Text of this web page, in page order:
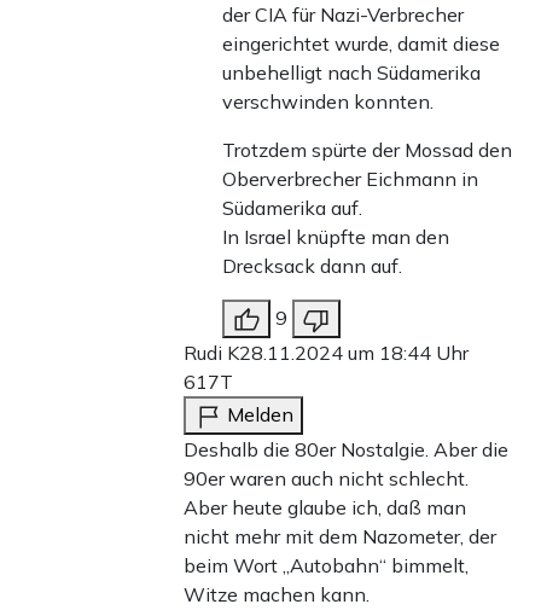
der CIA für Nazi-Verbrecher
eingerichtet wurde, damit diese
unbehelligt nach Südamerika
verschwinden konnten.
Trotzdem spürte der Mossad den
Oberverbrecher Eichmann in
Südamerika auf.
In Israel knüpfte man den
Drecksack dann auf.
9
Rudi K28.11.2024 um 18:44 Uhr
617T
Melden
Deshalb die 80er Nostalgie. Aber die
90er waren auch nicht schlecht.
Aber heute glaube ich, daß man
nicht mehr mit dem Nazometer, der
beim Wort „Autobahn“ bimmelt,
Witze machen kann.